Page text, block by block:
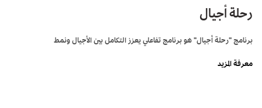
رحلة أجيال
برنامج "رحلة أجيال" هو برنامج تفاعلي يعزز التكامل بين الأجيال ونمط
معرفة المزيد